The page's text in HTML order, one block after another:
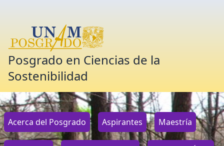
Posgrado en Ciencias de la
Sostenibilidad
Acerca del Posgrado Aspirantes Maestría